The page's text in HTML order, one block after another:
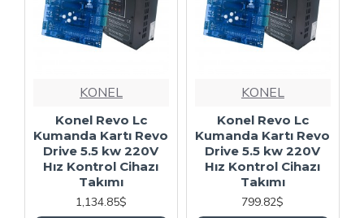
KONEL
Konel Revo Lc
Kumanda Kartı Revo
Drive 5.5 kw 220V
Hız Kontrol Cihazı
Takımı
1,134.85$
KONEL
Konel Revo Lc
Kumanda Kartı Revo
Drive 5.5 kw 220V
Hız Kontrol Cihazı
Takımı
799.82$